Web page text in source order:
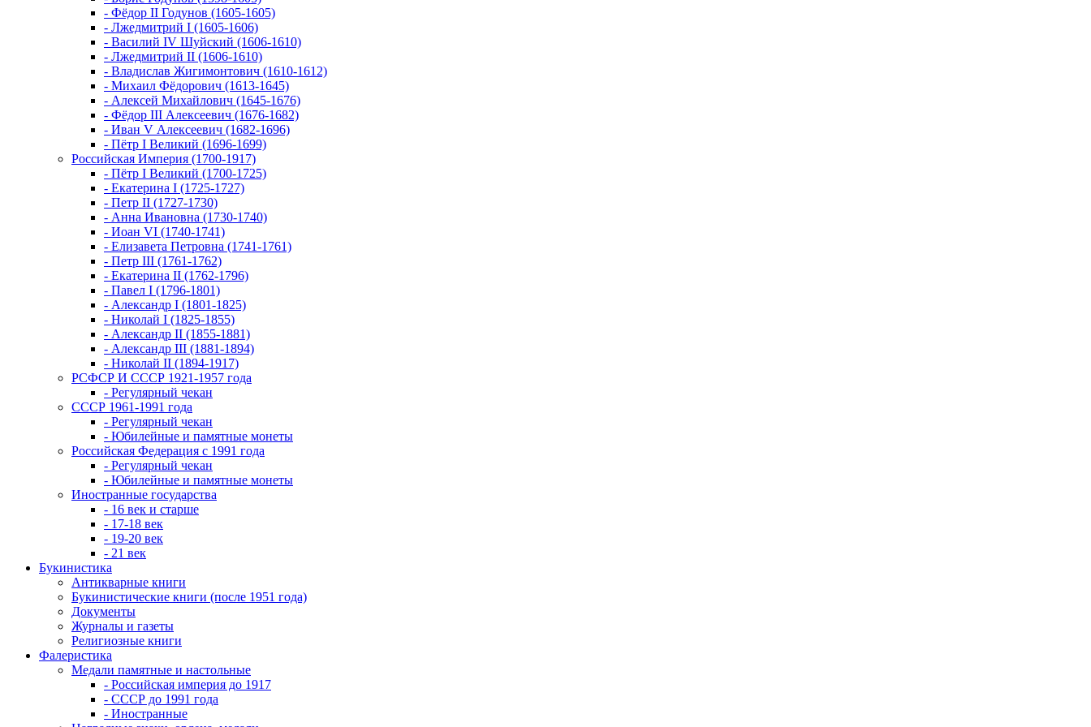
- Фёдор II Годунов (1605-1605)
- Лжедмитрий I (1605-1606)
- Василий IV Шуйский (1606-1610)
- Лжедмитрий II (1606-1610)
- Владислав Жигимонтович (1610-1612)
- Михаил Фёдорович (1613-1645)
- Алексей Михайлович (1645-1676)
- Фёдор III Алексеевич (1676-1682)
- Иван V Алексеевич (1682-1696)
- Пётр I Великий (1696-1699)
Российская Империя (1700-1917)
- Пётр I Великий (1700-1725)
- Екатерина I (1725-1727)
- Петр II (1727-1730)
- Анна Ивановна (1730-1740)
- Иоан VI (1740-1741)
- Елизавета Петровна (1741-1761)
- Петр III (1761-1762)
- Екатерина II (1762-1796)
- Павел I (1796-1801)
- Александр I (1801-1825)
- Николай I (1825-1855)
- Александр II (1855-1881)
- Александр III (1881-1894)
- Николай II (1894-1917)
РСФСР И СССР 1921-1957 года
- Регулярный чекан
СССР 1961-1991 года
- Регулярный чекан
- Юбилейные и памятные монеты
Российская Федерация с 1991 года
- Регулярный чекан
- Юбилейные и памятные монеты
Иностранные государства
- 16 век и старше
- 17-18 век
- 19-20 век
- 21 век
Букинистика
Антикварные книги
Букинистические книги (после 1951 года)
Документы
Журналы и газеты
Религиозные книги
Фалеристика
Медали памятные и настольные
- Российская империя до 1917
- СССР до 1991 года
- Иностранные